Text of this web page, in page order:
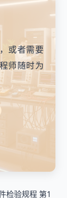
或者需要
师随时为
检验规程 第1